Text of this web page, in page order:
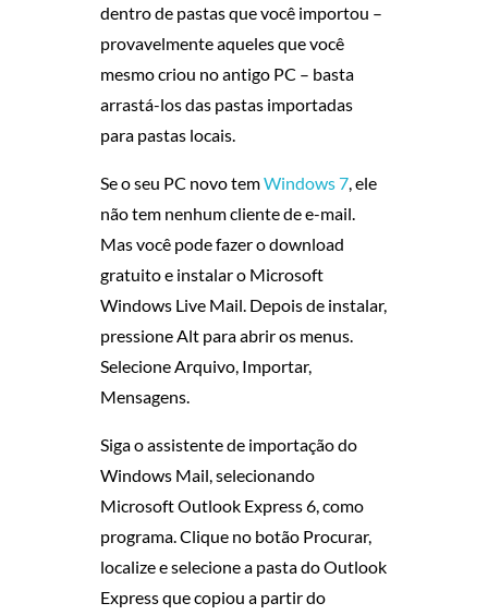
dentro de pastas que você importou –
provavelmente aqueles que você
mesmo criou no antigo PC – basta
arrastá-los das pastas importadas
para pastas locais.
Se o seu PC novo temWindows 7, ele
não tem nenhum cliente de e-mail.
Mas você pode fazer o download
gratuito e instalar o Microsoft
Windows Live Mail. Depois de instalar,
pressione Alt para abrir os menus.
Selecione Arquivo, Importar,
Mensagens.
Siga o assistente de importação do
Windows Mail, selecionando
Microsoft Outlook Express 6, como
programa. Clique no botão Procurar,
localize e selecione a pasta do Outlook
Express que copiou a partir do